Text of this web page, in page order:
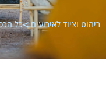
ריהוט וציוד לאירועים >כל